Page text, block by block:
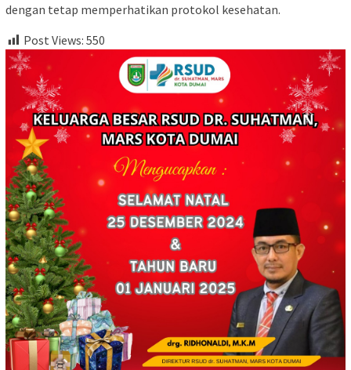
dengan tetap memperhatikan protokol kesehatan.
Post Views: 550